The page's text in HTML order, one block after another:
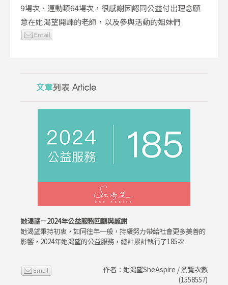
9場次、運動類64場次，很感謝因認同公益付出理念願
意在她渴望開課的老師，以及參與活動的姐妹們
她渴望－2024年公益服務回顧與感謝
她渴望秉持初衷，如同往年一般，持續努力帶給社會更多美善的
影響，2024年她渴望的公益服務，總計累計執行了185次
作者：她渴望SheAspire / 瀏覽次數
(1558557)